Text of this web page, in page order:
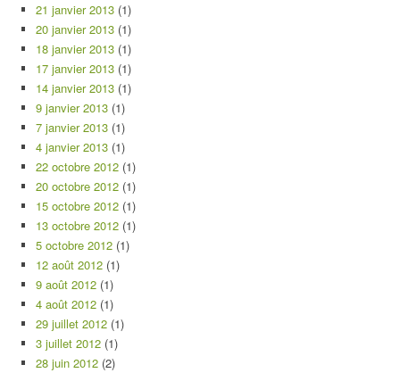
21 janvier 2013 (1)
20 janvier 2013 (1)
18 janvier 2013 (1)
17 janvier 2013 (1)
14 janvier 2013 (1)
9 janvier 2013 (1)
7 janvier 2013 (1)
4 janvier 2013 (1)
22 octobre 2012 (1)
20 octobre 2012 (1)
15 octobre 2012 (1)
13 octobre 2012 (1)
5 octobre 2012 (1)
12 août 2012 (1)
9 août 2012 (1)
4 août 2012 (1)
29 juillet 2012 (1)
3 juillet 2012 (1)
28 juin 2012 (2)